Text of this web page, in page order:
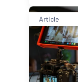
Article